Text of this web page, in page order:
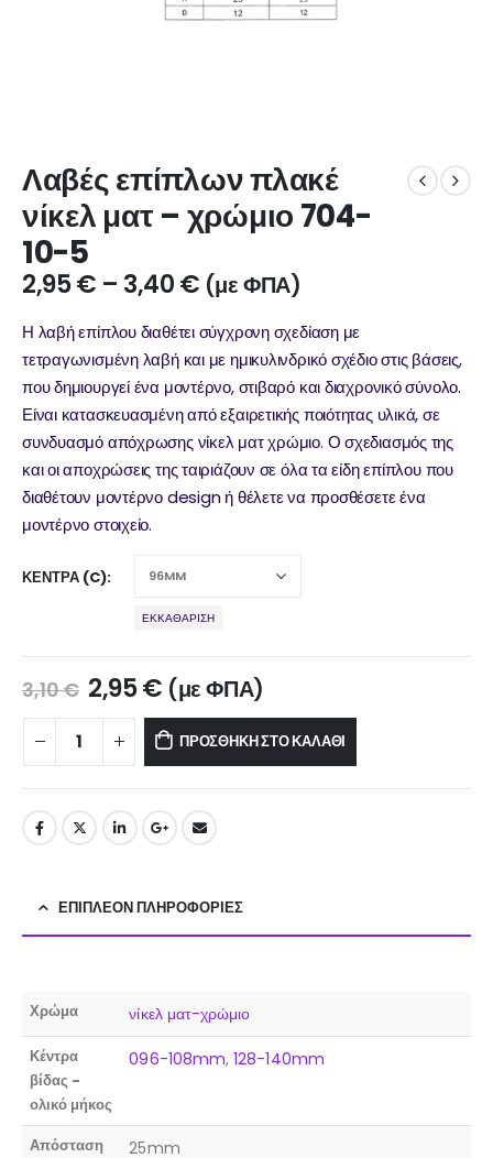
Λαβές επίπλων πλακέ
νίκελ ματ – χρώμιο 704-
10-5
2,95€ – 3,40€ (με ΦΠΑ)
Η λαβή επίπλου διαθέτει σύγχρονη σχεδίαση με
τετραγωνισμένη λαβή και με ημικυλινδρικό σχέδιο στις βάσεις,
που δημιουργεί ένα μοντέρνο, στιβαρό και διαχρονικό σύνολο.
Είναι κατασκευασμένη από εξαιρετικής ποιότητας υλικά, σε
συνδυασμό απόχρωσης νίκελ ματ χρώμιο. Ο σχεδιασμός της
και οι αποχρώσεις της ταιριάζουν σε όλα τα είδη επίπλου που
διαθέτουν μοντέρνο design ή θέλετε να προσθέσετε ένα
μοντέρνο στοιχείο.
ΚΈΝΤΡΑ (C)
ΕΚΚΑΘΆΡΙΣΗ
3,10€ 2,95€ (με ΦΠΑ)
ΠΡΟΣΘΉΚΗ ΣΤΟ ΚΑΛΆΘΙ
ΕΠΙΠΛΈΟΝ ΠΛΗΡΟΦΟΡΊΕΣ
Χρώμα νίκελ ματ-χρώμιο
Κέντρα
βίδας -
ολικό μήκος
096-108mm,128-140mm
Απόσταση
25mm